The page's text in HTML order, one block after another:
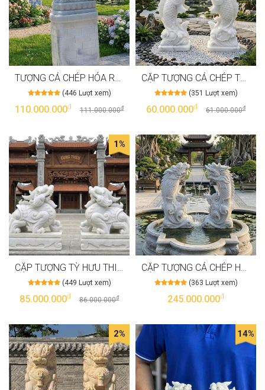
TƯỢNG CÁ CHÉP HÓA RỒNG BẰNG ĐÁ TRẮNG TỰ NHIÊN NGUYÊN KHỐI TƯỢNG CAO 1M1, ĐẾ CAO 90CM T4000
(446 Lượt xem)
110.000.000đ 111.000.000đ
CẶP TƯỢNG CÁ CHÉP THƯỞNG NGOẠN BẰNG ĐÁ TRẮNG TỰ NHIÊN NGUYÊN KHỐI, CAO 1M T3998
(351 Lượt xem)
60.000.000đ 61.000.000đ
1%
CẶP TƯỢNG TỲ HƯU THIÊN LỘC BẰNG ĐÁ TRẮNG TỰ NHIÊN NGUYÊN KHỐI, CAO 1M08 T3997
(449 Lượt xem)
85.000.000đ 86.000.000đ
CẶP TƯỢNG CÁ CHÉP HÓA RỒNG BẰNG ĐÁ TRẮNG TỰ NHIÊN NGUYÊN KHỐI, CAO 1M8 T3990
(363 Lượt xem)
245.000.000đ
2% 14%